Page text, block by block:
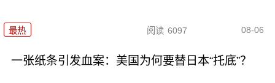
最热 阅读 6097 08-06
一张纸条引发血案：美国为何要替日本“托底”？